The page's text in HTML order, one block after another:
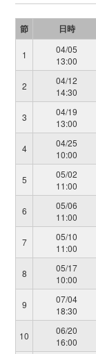
節 日時
1
04/05
13:00
2
04/12
14:30
3
04/19
13:00
4
04/25
10:00
5
05/02
11:00
6
05/06
11:00
7
05/10
11:00
8
05/17
10:00
9
07/04
18:30
10
06/20
16:00